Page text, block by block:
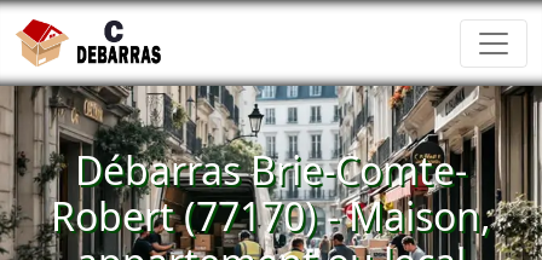
Débarras Brie-Comte-
Robert (77170) - Maison,